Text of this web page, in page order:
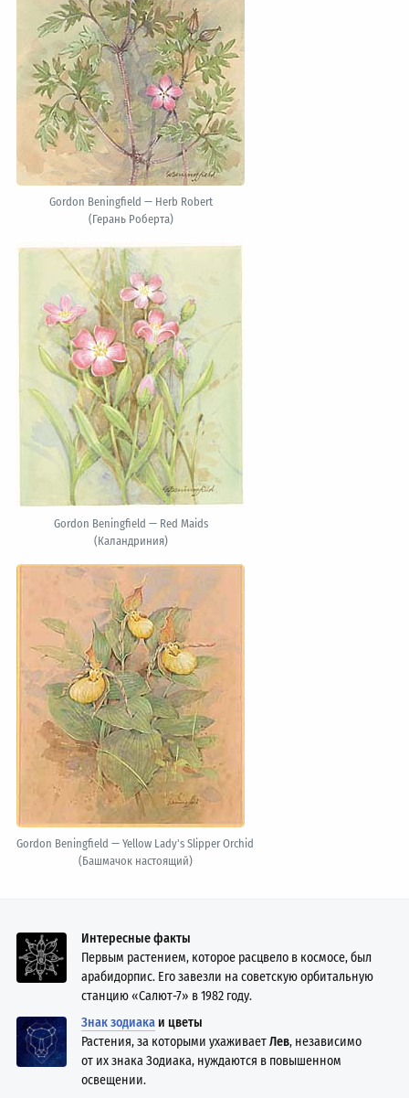
Gordon Beningfield — Herb Robert
(Герань Роберта)
Gordon Beningfield — Red Maids
(Каландриния)
Gordon Beningfield — Yellow Lady's Slipper Orchid
(Башмачок настоящий)
Интересные факты
Первым растением, которое расцвело в космосе, был
арабидорпис. Его завезли на советскую орбитальную
станцию «Салют-7» в 1982 году.
Знак зодиака и цветы
Растения, за которыми ухаживаетЛев, независимо
от их знака Зодиака, нуждаются в повышенном
освещении.